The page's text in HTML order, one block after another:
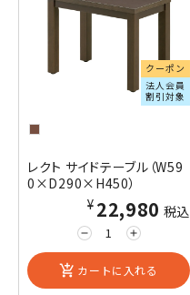
クーポン
法人会員
割引対象
レクト サイドテーブル（W59
0×D290×H450）
remove add
¥22,980 税込
add_shopping_cart カートに入れる